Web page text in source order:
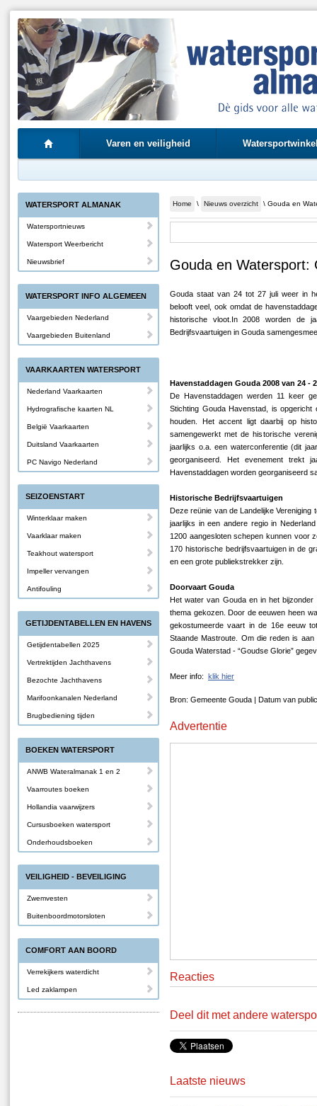
Varen en veiligheid
Home \ Nieuws overzicht \ Gouda en
Gouda en Watersport:
Gouda staat van 24 tot 27 juli weer in
belooft veel, ook omdat de
historische vloot.In 2008 worden de
Bedrijfsvaartuigen in Gouda
Havenstaddagen Gouda 2008 van 24 -
De Havenstaddagen werden 11 keer
Stichting Gouda Havenstad, is
houden. Het accent ligt daarbij op
samengewerkt met de historische
jaarlijks o.a. een waterconferentie (dit
georganiseerd. Het evenement trekt
Havenstaddagen worden georganiseerd
Historische Bedrijfsvaartuigen
Deze reünie van de Landelijke
jaarlijks in een andere regio in
1200 aangesloten schepen kunnen voor
170 historische bedrijfsvaartuigen in de
en een grote publiekstrekker zijn.
Doorvaart Gouda
Het water van Gouda en in het
thema gekozen. Door de eeuwen heen
gekostumeerde vaart in de 16e eeuw
Staande Mastroute. Om die reden is
Gouda Waterstad - “Goudse Glorie”
Meer info: klik hier
Bron: Gemeente Gouda | Datum van
Advertentie
Reacties
Deel dit met andere
Laatste nieuws
WATERSPORT ALMANAK
Watersportnieuws
Watersport Weerbericht
Nieuwsbrief
WATERSPORT INFO ALGEMEEN
Vaargebieden Nederland
Vaargebieden Buitenland
VAARKAARTEN WATERSPORT
Nederland Vaarkaarten
Hydrografische kaarten NL
België Vaarkaarten
Duitsland Vaarkaarten
PC Navigo Nederland
SEIZOENSTART
Winterklaar maken
Vaarklaar maken
Teakhout watersport
Impeller vervangen
Antifouling
GETIJDENTABELLEN EN HAVENS
Getijdentabellen 2025
Vertrektijden Jachthavens
Bezochte Jachthavens
Marifoonkanalen Nederland
Brugbediening tijden
BOEKEN WATERSPORT
ANWB Wateralmanak 1 en 2
Vaarroutes boeken
Hollandia vaarwijzers
Cursusboeken watersport
Onderhoudsboeken
VEILIGHEID - BEVEILIGING
Zwemvesten
Buitenboordmotorsloten
COMFORT AAN BOORD
Verrekijkers waterdicht
Led zaklampen